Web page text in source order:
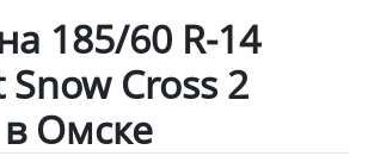
185/60 R-14
Cross 2
Омске